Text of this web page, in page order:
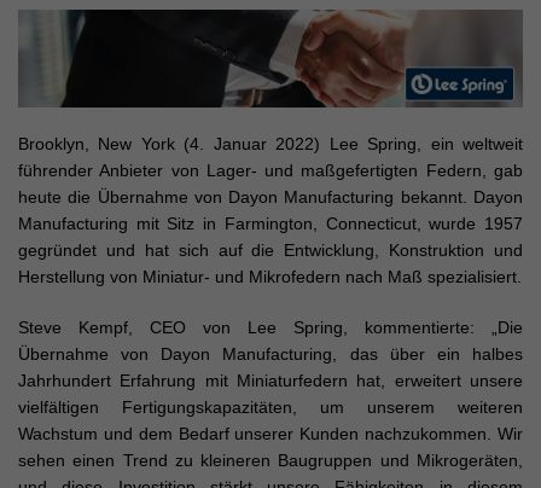
Brooklyn, New York (4. Januar 2022) Lee Spring, ein weltweit
führender Anbieter von Lager- und maßgefertigten Federn, gab
heute die Übernahme von Dayon Manufacturing bekannt. Dayon
Manufacturing mit Sitz in Farmington, Connecticut, wurde 1957
gegründet und hat sich auf die Entwicklung, Konstruktion und
Herstellung von Miniatur- und Mikrofedern nach Maß spezialisiert.
Steve Kempf, CEO von Lee Spring, kommentierte: „Die
Übernahme von Dayon Manufacturing, das über ein halbes
Jahrhundert Erfahrung mit Miniaturfedern hat, erweitert unsere
vielfältigen Fertigungskapazitäten, um unserem weiteren
Wachstum und dem Bedarf unserer Kunden nachzukommen. Wir
sehen einen Trend zu kleineren Baugruppen und Mikrogeräten,